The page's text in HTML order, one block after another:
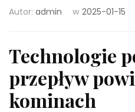
Autor: admin w 2025-01-15
Technologie
przepływ
kominach